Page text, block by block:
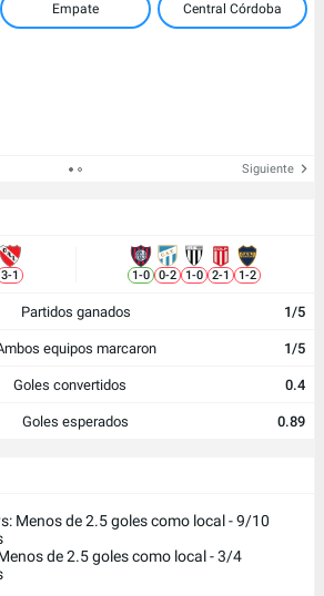
Empate Central Córdoba
Siguiente
3-1 1-0 0-2 1-0 2-1 1-2
Partidos ganados 1/5
equipos marcaron 1/5
Goles convertidos 0.4
Goles esperados 0.89
Menos de 2.5 goles como local - 9/10
de 2.5 goles como local - 3/4